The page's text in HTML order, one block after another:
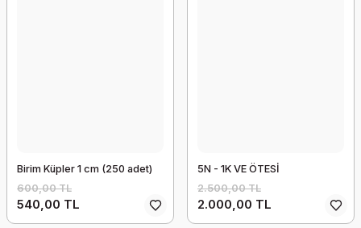
Birim Küpler 1 cm (250 adet)
600,00 TL
540,00 TL
5N - 1K VE ÖTESİ
2.500,00 TL
2.000,00 TL